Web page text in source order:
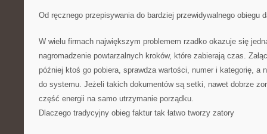
Od ręcznego przepisywania do bardziej przewidywalnego obiegu
W wielu firmach największym problemem rzadko okazuje się
nagromadzenie powtarzalnych kroków, które zabierają czas.
później ktoś go pobiera, sprawdza wartości, numer i kategorię, a
do systemu. Jeżeli takich dokumentów są setki, nawet dobrze
część energii na samo utrzymanie porządku.
Dlaczego tradycyjny obieg faktur tak łatwo tworzy zatory